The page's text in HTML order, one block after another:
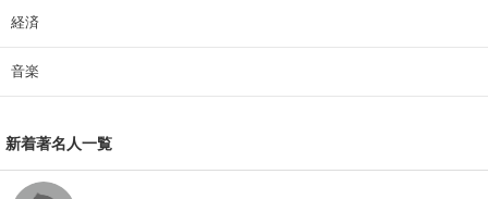
経済
音楽
新着著名人一覧